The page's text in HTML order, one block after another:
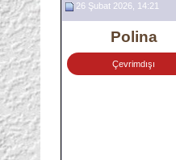
26 Şubat 2026, 14:21
Polina
Çevrimdışı